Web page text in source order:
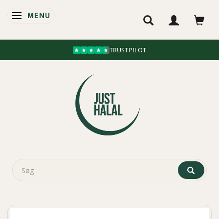
SKIFTE NAVIGATION
MENU
TRUSTPILOT